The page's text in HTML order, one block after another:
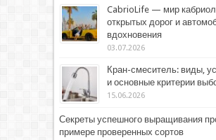
CabrioLife — мир
открытых дорог и
вдохновения
03.07.2026
Кран-смеситель: виды,
и основные критерии
15.06.2026
Секреты успешного выращивания
примере проверенных сортов